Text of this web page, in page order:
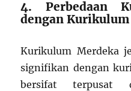
4. Perbedaan
dengan Kurikulum
Kurikulum Merdeka
signifikan dengan
bersifat terpusat